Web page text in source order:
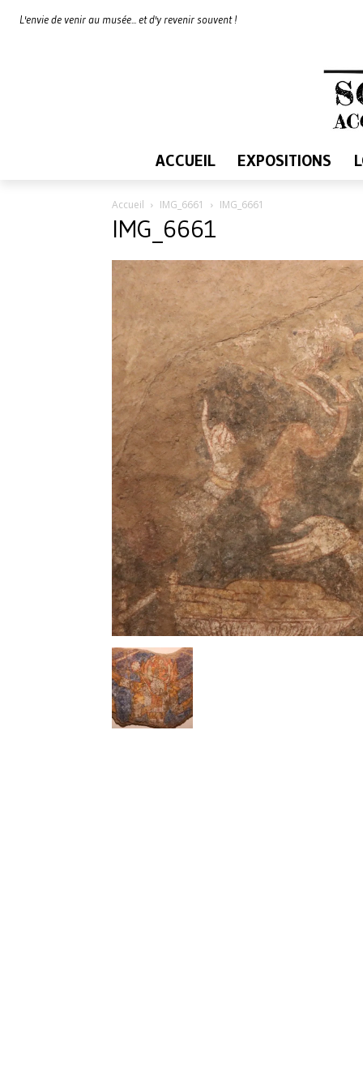
L'envie de venir au musée... et d'y revenir souvent !
ACCUEIL EXPOSITIONS
Accueil IMG_6661 IMG_6661
IMG_6661